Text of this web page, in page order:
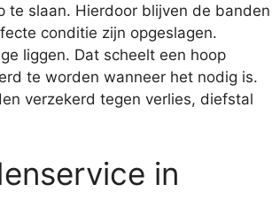
te slaan. Hierdoor blijven de banden
conditie zijn opgeslagen.
liggen. Dat scheelt een hoop
te worden wanneer het nodig is.
verzekerd tegen verlies, diefstal
in